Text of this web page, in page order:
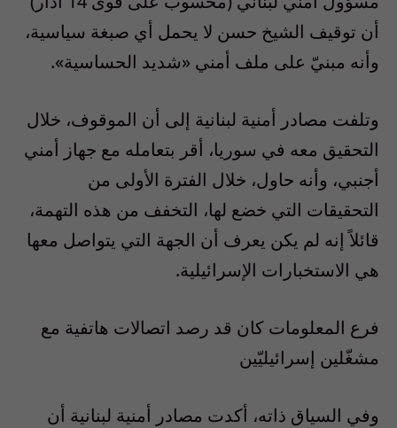
أن توقيف الشيخ حسن لا يحمل أي صبغة سياسية،
وأنه مبنيّ على ملف أمني «شديد الحساسية».
وتلفت مصادر أمنية لبنانية إلى أن الموقوف، خلال
التحقيق معه في سوريا، أقر بتعامله مع جهاز أمني
أجنبي، وأنه حاول، خلال الفترة الأولى من
التحقيقات التي خضع لها، التخفف من هذه التهمة،
قائلاً إنه لم يكن يعرف أن الجهة التي يتواصل معها
هي الاستخبارات الإسرائيلية.
فرع المعلومات كان قد رصد اتصالات هاتفية مع
مشغّلين إسرائيليّين
وفي السياق ذاته، أكدت مصادر أمنية لبنانية أن